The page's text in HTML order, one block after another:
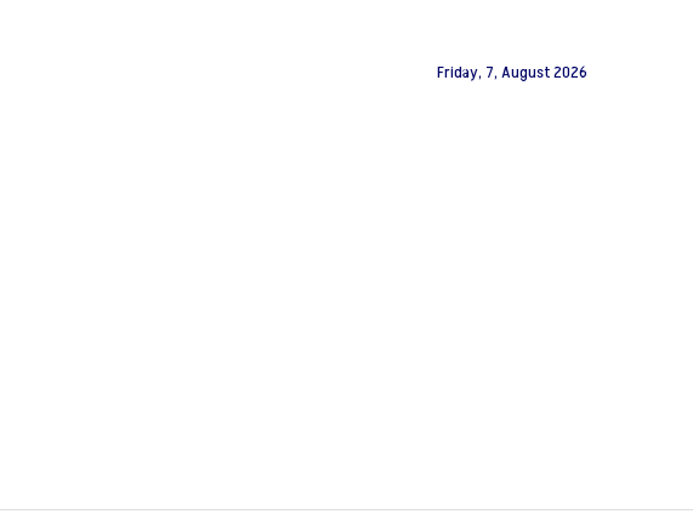
Friday, 7, August 2026